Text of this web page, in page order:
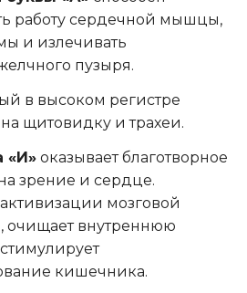
работу сердечной мышцы,
и излечивать
пузыря.
в высоком регистре
на щитовидку и трахеи.
«И» оказывает благотворное
зрение и сердце.
мозговой
очищает внутреннюю
кишечника.